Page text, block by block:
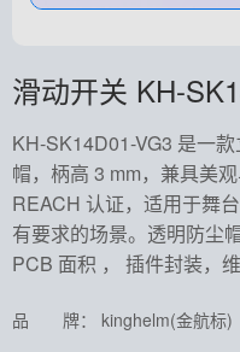
滑动开关 KH-
KH-SK14D01-VG3 是一
帽，柄高 3 mm，兼具美
REACH 认证，适用于舞
有要求的场景。透明防尘
PCB 面积 ， 插件封装，维
品 牌： kinghelm(金航标)